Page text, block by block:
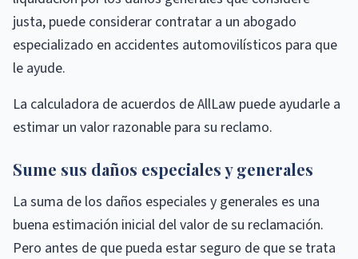
justa, puede considerar contratar a un abogado
especializado en accidentes automovilísticos para que
le ayude.
La calculadora de acuerdos de AllLaw puede ayudarle a
estimar un valor razonable para su reclamo.
Sume sus daños especiales y generales
La suma de los daños especiales y generales es una
buena estimación inicial del valor de su reclamación.
Pero antes de que pueda estar seguro de que se trata